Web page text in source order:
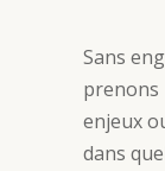
Sans
prenons
enjeux
dans